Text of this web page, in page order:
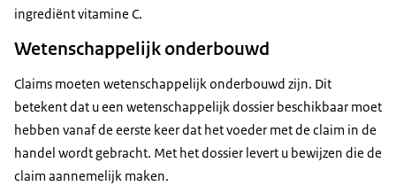
ingrediënt vitamine C.
Wetenschappelijk onderbouwd
Claims moeten wetenschappelijk onderbouwd zijn. Dit
betekent dat u een wetenschappelijk dossier beschikbaar moet
hebben vanaf de eerste keer dat het voeder met de claim in de
handel wordt gebracht. Met het dossier levert u bewijzen die de
claim aannemelijk maken.